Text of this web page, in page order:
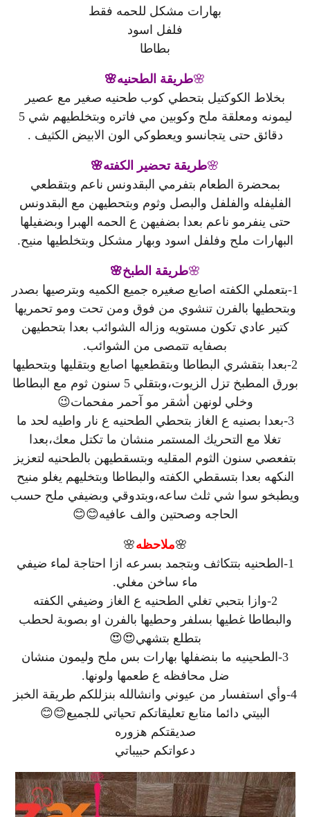
بهارات مشكل للحمه فقط
فلفل اسود
بطاطا
🌸طريقة الطحنيه🌸
بخلاط الكوكتيل بتحطي كوب طحنيه صغير مع عصير
ليمونه ومعلقة ملح وكوبين مي فاتره وبتخلطيهم شي 5
دقائق حتى يتجانسو ويعطوكي الون الابيض الكثيف .
🌸طريقة تحضير الكفته🌸
بمحضرة الطعام بتفرمي البقدونس ناعم وبتقطعي
الفليفله والفلفل والبصل وثوم وبتحطيهن مع البقدونس
حتى ينفرمو ناعم بعدا بضفيهن ع الحمه الهبرا وبضفيلها
البهارات ملح وفلفل اسود وبهار مشكل وبتخلطيها منيح.
🌸طريقة الطبخ🌸
1-بتعملي الكفته اصابع صغيره جميع الكميه وبترصيها بصدر
وبتحطيها بالفرن تنشوي من فوق ومن تحت ومو تحمريها
كتير عادي تكون مستويه وزاله الشوائب بعدا بتحطيهن
بصفايه تتمصى من الشوائب.
2-بعدا بتقشري البطاطا وبتقطعيها اصابع وبتقليها وبتحطيها
بورق المطبخ تزل الزيوت،وبتقلي 5 سنون ثوم مع البطاطا
وخلي لونهن أشقر مو آحمر مفحمات😉
3-بعدا بصنيه ع الغاز بتحطي الطحنيه ع نار واطيه لحد ما
تغلا مع التحريك المستمر منشان ما تكتل معك،بعدا
بتفعصي سنون الثوم المقليه وبتسقطيهن بالطحنيه لتعزيز
النكهه بعدا بتسقطي الكفته والبطاطا وبتخليهم يغلو منيح
ويطبخو سوا شي ثلث ساعه،وبتدوقي وبضيفي ملح حسب
الحاجه وصحتين والف عافيه😊😊
🌸ملاحظه🌸
1-الطحنيه بتتكاثف وبتجمد بسرعه ازا احتاجة لماء ضيفي
ماء ساخن مغلي.
2-وازا بتحبي تغلي الطحنيه ع الغاز وضيفي الكفته
والبطاطا غطيها بسلفر وحطيها بالفرن او بصوبة لحطب
بتطلع بتشهي😍😍
3-الطحينيه ما بنضفلها بهارات بس ملح وليمون منشان
ضل محافظه ع طعمها ولونها.
4-وأي استفسار من عيوني وانشالله بنزللكم طريقة الخبز
البيتي دائما متابع تعليقاتكم تحياتي للجميع😊😊
صديقتكم هزوره
دعواتكم حبيباتي